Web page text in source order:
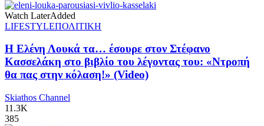
Watch LaterAdded
LIFESTYLEΠΟΛΙΤΙΚΗ
Η Ελένη Λουκά τα… έσουρε στον Στέφανο
Κασσελάκη στο βιβλίο του λέγοντας του: «Ντροπή
θα πας στην κόλαση!» (Video)
Skiathos Channel
11.3K
385